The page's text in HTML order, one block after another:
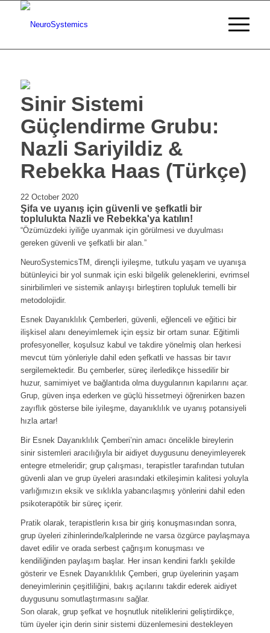
Sinir Sistemi
Güçlendirme Grubu:
Nazli Sariyildiz &
Rebekka Haas (Türkçe)
22 October 2020
Şifa ve uyanış için güvenli ve şefkatli bir
toplulukta Nazli ve Rebekka'ya katılın!
“Özümüzdeki iyiliğe uyanmak için görülmesi ve duyulması
gereken güvenli ve şefkatli bir alan.”
NeuroSystemicsTM, dirençli iyileşme, tutkulu yaşam ve uyanışa
bütünleyici bir yol sunmak için eski bilgelik geleneklerini, evrimsel
sinirbilimleri ve sistemik anlayışı birleştiren topluluk temelli bir
metodolojidir.
Esnek Dayanıklılık Çemberleri, güvenli, eğlenceli ve eğitici bir
ilişkisel alanı deneyimlemek için eşsiz bir ortam sunar. Eğitimli
profesyoneller, koşulsuz kabul ve takdire yönelmiş olan herkesi
mevcut tüm yönleriyle dahil eden şefkatli ve hassas bir tavır
sergilemektedir. Bu çemberler, süreç ilerledikçe hissedilir bir
huzur, samimiyet ve bağlantıda olma duygularının kapılarını açar.
Grup, güven inşa ederken ve güçlü hissetmeyi öğrenirken bazen
zayıflık gösterse bile iyileşme, dayanıklılık ve uyanış potansiyeli
hızla artar!
Bir Esnek Dayanıklılık Çemberi’nin amacı öncelikle bireylerin
sinir sistemleri aracılığıyla bir aidiyet duygusunu deneyimleyerek
entegre etmeleridir; grup çalışması, terapistler tarafından tutulan
güvenli alan ve grup üyeleri arasındaki etkileşimin kalitesi yoluyla
varlığımızın eksik ve sıklıkla yabancılaşmış yönlerini dahil eden
psikoterapötik bir süreç içerir.
Pratik olarak, terapistlerin kısa bir giriş konuşmasından sonra,
grup üyeleri zihinlerinde/kalplerinde ne varsa özgürce paylaşmaya
davet edilir ve orada serbest çağrışım konuşması ve
kendiliğinden paylaşım başlar. Her insan kendini farklı şekilde
gösterir ve Esnek Dayanıklılık Çemberi, grup üyelerinin yaşam
deneyimlerinin çeşitliliğini, bakış açılarını takdir ederek aidiyet
duygusunu somutlaştırmasını sağlar.
Son olarak, grup şefkat ve hoşnutluk niteliklerini geliştirdikçe,
tüm üyeler için derin sinir sistemi düzenlemesini destekleyen